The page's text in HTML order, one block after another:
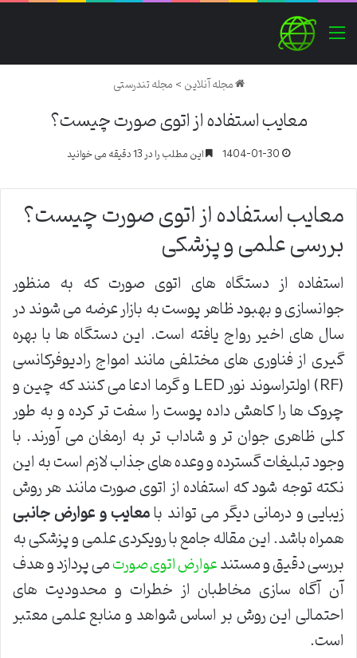
منو
مجله آنلاین>مجله تندرستی
معایب استفاده از اتوی صورت چیست؟
1404-01-30 این مطلب را در 13 دقیقه می خوانید
معایب استفاده از اتوی صورت چیست؟
بررسی علمی و پزشکی
استفاده از دستگاه های اتوی صورت که به منظور
جوانسازی و بهبود ظاهر پوست به بازار عرضه می شوند در
سال های اخیر رواج یافته است. این دستگاه ها با بهره
گیری از فناوری های مختلفی مانند امواج رادیوفرکانسی
(RF) اولتراسوند نور LED و گرما ادعا می کنند که چین و
چروک ها را کاهش داده پوست را سفت تر کرده و به طور
کلی ظاهری جوان تر و شاداب تر به ارمغان می آورند. با
وجود تبلیغات گسترده و وعده های جذاب لازم است به این
نکته توجه شود که استفاده از اتوی صورت مانند هر روش
زیبایی و درمانی دیگر می تواند بامعایب و عوارض جانبی
همراه باشد. این مقاله جامع با رویکردی علمی و پزشکی به
بررسی دقیق و مستندعوارض اتوی صورتمی پردازد و هدف
آن آگاه سازی مخاطبان از خطرات و محدودیت های
احتمالی این روش بر اساس شواهد و منابع علمی معتبر
است.